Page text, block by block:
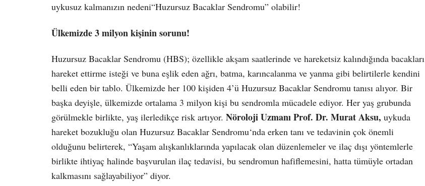
uykusuz kalmanızın nedeni“Huzursuz Bacaklar Sendromu” olabilir!
Ülkemizde 3 milyon kişinin sorunu!
Huzursuz Bacaklar Sendromu (HBS); özellikle akşam saatlerinde ve hareketsiz kalındığında bacakları
hareket ettirme isteği ve buna eşlik eden ağrı, batma, karıncalanma ve yanma gibi belirtilerle kendini
belli eden bir tablo. Ülkemizde her 100 kişiden 4’ü Huzursuz Bacaklar Sendromu tanısı alıyor. Bir
başka deyişle, ülkemizde ortalama 3 milyon kişi bu sendromla mücadele ediyor. Her yaş grubunda
görülmekle birlikte, yaş ilerledikçe risk artıyor. Nöroloji Uzmanı Prof. Dr. Murat Aksu, uykuda
hareket bozukluğu olan Huzursuz Bacaklar Sendromu‘nda erken tanı ve tedavinin çok önemli
olduğunu belirterek, “Yaşam alışkanlıklarında yapılacak olan düzenlemeler ve ilaç dışı yöntemlerle
birlikte ihtiyaç halinde başvurulan ilaç tedavisi, bu sendromun hafiflemesini, hatta tümüyle ortadan
kalkmasını sağlayabiliyor” diyor.